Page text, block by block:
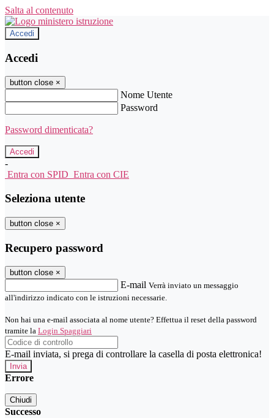
Salta al contenuto
Accedi
Accedi
button close ×
Nome Utente
Password
Password dimenticata?
-
Entra con SPID Entra con CIE
Seleziona utente
button close ×
Recupero password
button close ×
E-mail Verrà inviato un messaggio
all'indirizzo indicato con le istruzioni necessarie.
Non hai una e-mail associata al nome utente? Effettua il reset della password
tramite la Login Spaggiari
E-mail inviata, si prega di controllare la casella di posta elettronica!
Errore
Chiudi
Successo